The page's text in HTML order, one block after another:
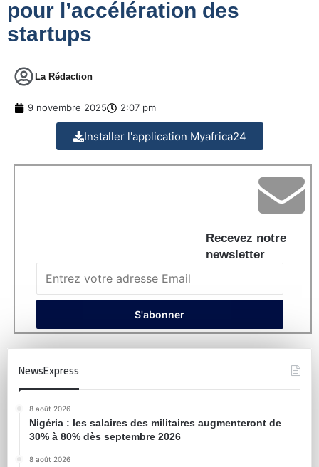
pour l’accélération des
startups
La Rédaction
9 novembre 2025 2:07 pm
Installer l'application Myafrica24
Recevez notre
newsletter
NewsExpress
8 août 2026
Nigéria : les salaires des militaires augmenteront de
30% à 80% dès septembre 2026
8 août 2026